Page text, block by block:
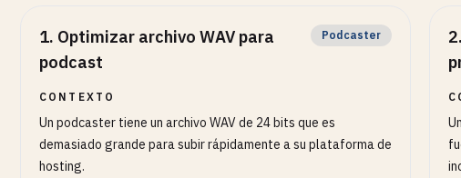
1. Optimizar archivo WAV para
podcast
Podcaster
CONTEXTO
Un podcaster tiene un archivo WAV de 24 bits que es
demasiado grande para subir rápidamente a su plataforma de
hosting.
2.